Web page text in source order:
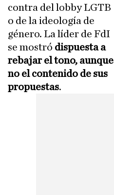
contra del lobby LGTB
o de la ideología de
género. La líder de FdI
se mostró dispuesta a
rebajar el tono, aunque
no el contenido de sus
propuestas.